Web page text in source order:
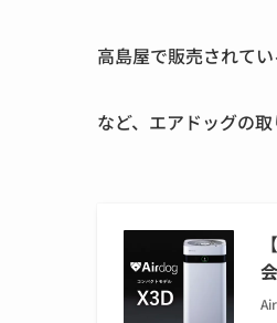
高島屋で販売されて
など、エアドッグの